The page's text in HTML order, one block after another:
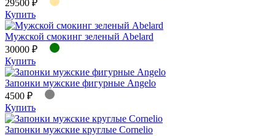
29500 ₽
Купить
Мужской смокинг зеленый Abelard
30000 ₽
Купить
Запонки мужские фигурные Angelo
4500 ₽
Купить
Запонки мужские круглые Cornelio